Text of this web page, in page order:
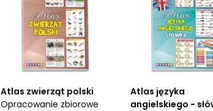
Atlas zwierząt polski
Opracowanie zbiorowe
Atlas języka
angielskiego -